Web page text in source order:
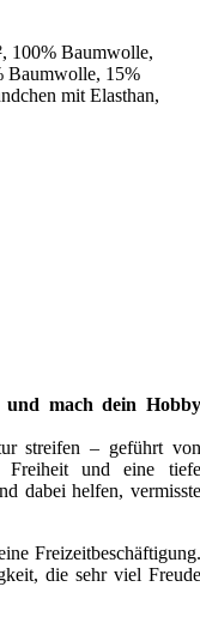
100% Baumwolle,
Baumwolle, 15%
mit Elasthan,
und mach dein Hobby
streifen – geführt von
Freiheit und eine tiefe
dabei helfen, vermisste
Freizeitbeschäftigung.
die sehr viel Freude